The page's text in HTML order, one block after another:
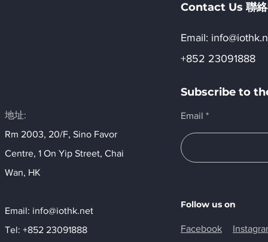
地址:
Rm 2003, 20/F, Sino Favor
Centre, 1 On Yip Street, Chai
Wan, HK​
Email: info@iothk.net
Tel: +852 23091888
Contact Us 聯
Email:​
+852 23091888
Subscribe to
Email
Follow us on
Facebook